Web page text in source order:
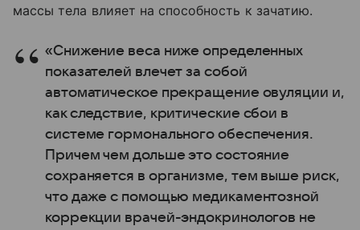
массы тела влияет на способность к зачатию.
«Снижение веса ниже определенных
показателей влечет за собой
автоматическое прекращение овуляции и,
как следствие, критические сбои в
системе гормонального обеспечения.
Причем чем дольше это состояние
сохраняется в организме, тем выше риск,
что даже с помощью медикаментозной
коррекции врачей-эндокринологов не